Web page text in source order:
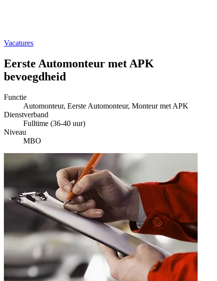
Vacatures
Eerste Automonteur met APK
bevoegdheid
Functie
Automonteur, Eerste Automonteur, Monteur met APK
Dienstverband
Fulltime (36-40 uur)
Niveau
MBO